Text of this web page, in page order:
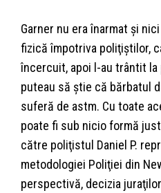
Garner nu era înarmat şi
fizică împotriva poliţiştilor,
încercuit, apoi l-au trântit la
puteau să ştie că bărbatul
suferă de astm. Cu toate
poate fi sub nicio formă
către poliţistul Daniel P.
metodologiei Poliţiei din
perspectivă, decizia